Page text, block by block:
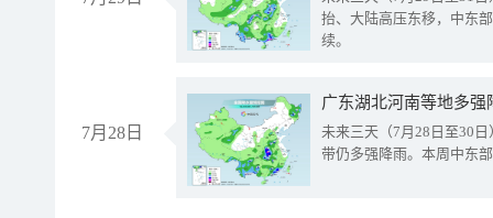
抬、大陆高压东移，中东
续。
7月28日
广东湖北河南等地多
未来三天（7月28日至30
带仍多强降雨。本周中东